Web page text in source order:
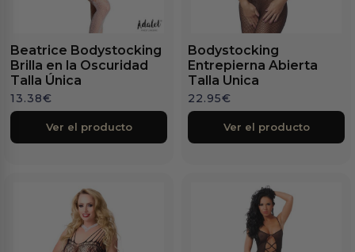
Beatrice Bodystocking
Brilla en la Oscuridad
Talla Única
13.38€
Ver el producto
Bodystocking
Entrepierna Abierta
Talla Unica
22.95€
Ver el producto